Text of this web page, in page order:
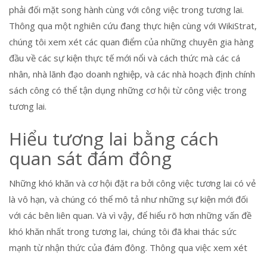
phải đối mặt song hành cùng với công việc trong tương lai.
Thông qua một nghiên cứu đang thực hiện cùng với WikiStrat,
chúng tôi xem xét các quan điểm của những chuyên gia hàng
đầu về các sự kiện thực tế mới nổi và cách thức mà các cá
nhân, nhà lãnh đạo doanh nghiệp, và các nhà hoạch định chính
sách công có thể tận dụng những cơ hội từ công việc trong
tương lai.
Hiểu tương lai bằng cách
quan sát đám đông
Những khó khăn và cơ hội đặt ra bởi công việc tương lai có vẻ
là vô hạn, và chúng có thể mô tả như những sự kiện mới đối
với các bên liên quan. Và vì vậy, để hiểu rõ hơn những vấn đề
khó khăn nhất trong tương lai, chúng tôi đã khai thác sức
mạnh từ nhận thức của đám đông. Thông qua việc xem xét